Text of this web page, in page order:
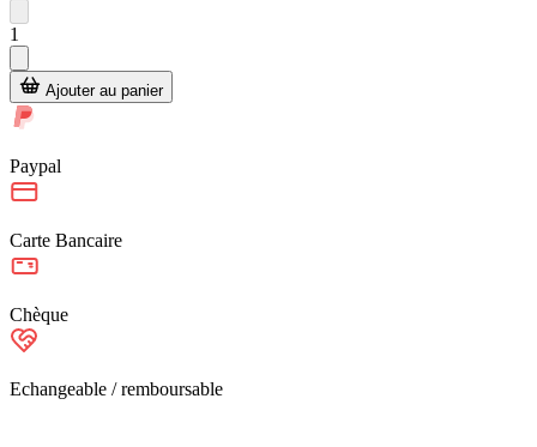
1
Ajouter au panier
Paypal
Carte Bancaire
Chèque
Echangeable / remboursable